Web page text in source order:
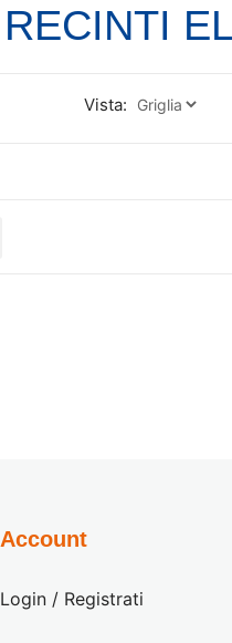
Vista:
Account
Login / Registrati